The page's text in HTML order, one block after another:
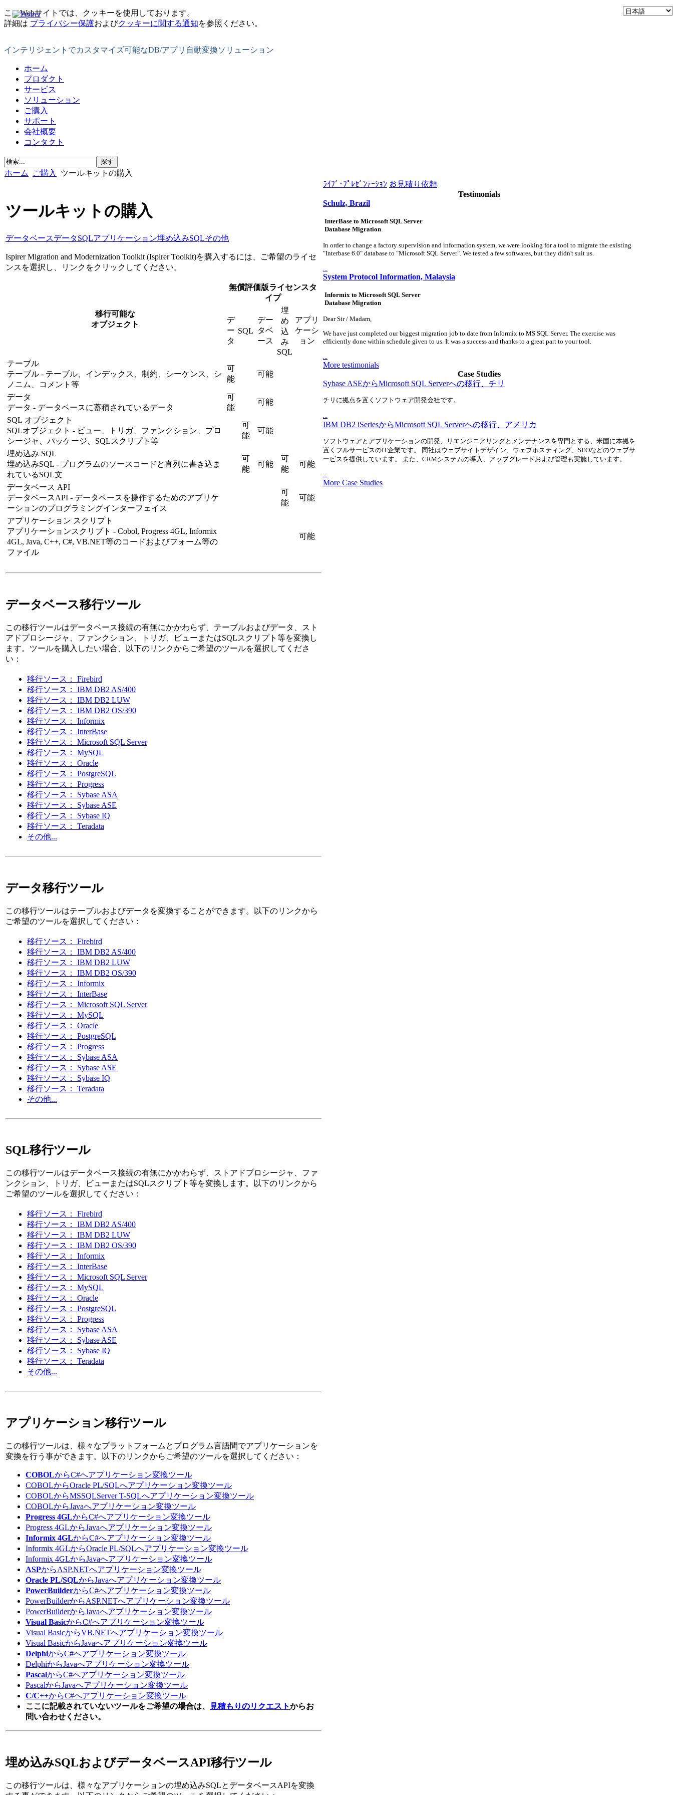
このWebサイトでは、クッキーを使用しております。
詳細は プライバシー保護およびクッキーに関する通知を参照ください。
インテリジェントでカスタマイズ可能なDB/アプリ自動変換ソリューション
ホーム
プロダクト
サービス
ソリューション
ご購入
サポート
会社概要
コンタクト
ホーム ご購入 ツールキットの購入
ツールキットの購入
データベースデータSQLアプリケーション埋め込みSQLその他
Ispirer Migration and Modernization Toolkit (Ispirer Toolkit)を購入するには、ご希望のライセ
ンスを選択し、リンクをクリックしてください。
移行可能な
オブジェクト
無償評価版ライセンスタ
イプ
デ
ー
タ
SQL
デー
タベ
ース
埋
め
込
み
SQL
アプリ
ケーシ
ョン
テーブル
テーブル - テーブル、インデックス、制約、シーケンス、シ
ノニム、コメント等
可
能
可能
データ
データ - データベースに蓄積されているデータ
可
能
可能
SQL オブジェクト
SQLオブジェクト - ビュー、トリガ、ファンクション、プロ
シージャ、パッケージ、SQLスクリプト等
可
能
可能
埋め込み SQL
埋め込みSQL - プログラムのソースコードと直列に書き込ま
れているSQL文
可
能
可能
可
能
可能
データベース API
データベースAPI - データベースを操作するためのアプリケ
ーションのプログラミングインターフェイス
可
能
可能
アプリケーション スクリプト
アプリケーションスクリプト - Cobol, Progress 4GL, Informix
4GL, Java, C++, C#, VB.NET等のコードおよびフォーム等の
ファイル
可能
データベース移行ツール
この移行ツールはデータベース接続の有無にかかわらず、テーブルおよびデータ、スト
アドプロシージャ、ファンクション、トリガ、ビューまたはSQLスクリプト等を変換し
ます。ツールを購入したい場合、以下のリンクからご希望のツールを選択してくださ
い：
移行ソース： Firebird
移行ソース： IBM DB2 AS/400
移行ソース： IBM DB2 LUW
移行ソース： IBM DB2 OS/390
移行ソース： Informix
移行ソース： InterBase
移行ソース： Microsoft SQL Server
移行ソース： MySQL
移行ソース： Oracle
移行ソース： PostgreSQL
移行ソース： Progress
移行ソース： Sybase ASA
移行ソース： Sybase ASE
移行ソース： Sybase IQ
移行ソース： Teradata
その他...
データ移行ツール
この移行ツールはテーブルおよびデータを変換することができます。以下のリンクから
ご希望のツールを選択してください：
移行ソース： Firebird
移行ソース： IBM DB2 AS/400
移行ソース： IBM DB2 LUW
移行ソース： IBM DB2 OS/390
移行ソース： Informix
移行ソース： InterBase
移行ソース： Microsoft SQL Server
移行ソース： MySQL
移行ソース： Oracle
移行ソース： PostgreSQL
移行ソース： Progress
移行ソース： Sybase ASA
移行ソース： Sybase ASE
移行ソース： Sybase IQ
移行ソース： Teradata
その他...
SQL移行ツール
この移行ツールはデータベース接続の有無にかかわらず、ストアドプロシージャ、ファ
ンクション、トリガ、ビューまたはSQLスクリプト等を変換します。以下のリンクから
ご希望のツールを選択してください：
移行ソース： Firebird
移行ソース： IBM DB2 AS/400
移行ソース： IBM DB2 LUW
移行ソース： IBM DB2 OS/390
移行ソース： Informix
移行ソース： InterBase
移行ソース： Microsoft SQL Server
移行ソース： MySQL
移行ソース： Oracle
移行ソース： PostgreSQL
移行ソース： Progress
移行ソース： Sybase ASA
移行ソース： Sybase ASE
移行ソース： Sybase IQ
移行ソース： Teradata
その他...
アプリケーション移行ツール
この移行ツールは、様々なプラットフォームとプログラム言語間でアプリケーションを
変換を行う事ができます。以下のリンクからご希望のツールを選択してください：
COBOLからC#へアプリケーション変換ツール
COBOLからOracle PL/SQLへアプリケーション変換ツール
COBOLからMSSQLServer T-SQLへアプリケーション変換ツール
COBOLからJavaへアプリケーション変換ツール
Progress 4GLからC#へアプリケーション変換ツール
Progress 4GLからJavaへアプリケーション変換ツール
Informix 4GLからC#へアプリケーション変換ツール
Informix 4GLからOracle PL/SQLへアプリケーション変換ツール
Informix 4GLからJavaへアプリケーション変換ツール
ASPからASP.NETへアプリケーション変換ツール
Oracle PL/SQLからJavaへアプリケーション変換ツール
PowerBuilderからC#へアプリケーション変換ツール
PowerBuilderからASP.NETへアプリケーション変換ツール
PowerBuilderからJavaへアプリケーション変換ツール
Visual BasicからC#へアプリケーション変換ツール
Visual BasicからVB.NETへアプリケーション変換ツール
Visual BasicからJavaへアプリケーション変換ツール
DelphiからC#へアプリケーション変換ツール
DelphiからJavaへアプリケーション変換ツール
PascalからC#へアプリケーション変換ツール
PascalからJavaへアプリケーション変換ツール
C/C++からC#へアプリケーション変換ツール
ここに記載されていないツールをご希望の場合は、
見積もりのリクエストからお
問い合わせください。
埋め込みSQLおよびデータベースAPI移行ツール
この移行ツールは、様々なアプリケーションの埋め込みSQLとデータベースAPIを変換
ﾗｲﾌﾞ･ﾌﾟﾚｾﾞﾝﾃｰｼｮﾝ お見積り依頼
Testimonials
Schulz, Brazil
InterBase to Microsoft SQL Server
Database Migration
In order to change a factory supervision and information system, we were looking for a tool to migrate the existing
"Interbase 6.0" database to "Microsoft SQL Server". We tested a few softwares, but they didn't suit us.
System Protocol Information, Malaysia
Informix to Microsoft SQL Server
Database Migration
Dear Sir / Madam,
We have just completed our biggest migration job to date from Informix to MS SQL Server. The exercise was
efficiently done within schedule given to us. It was a success and thanks to a great part to your tool.
More testimonials
Case Studies
Sybase ASEからMicrosoft SQL Serverへの移行、チリ
チリに拠点を置くソフトウェア開発会社です。
IBM DB2 iSeriesからMicrosoft SQL Serverへの移行、アメリカ
ソフトウェアとアプリケーションの開発、リエンジニアリングとメンテナンスを専門とする、米国に本拠を
置くフルサービスのIT企業です。 同社はウェブサイトデザイン、ウェブホスティング、SEOなどのウェブサ
ービスを提供しています。 また、CRMシステムの導入、アップグレードおよび管理も実施しています。
...
More Case Studies